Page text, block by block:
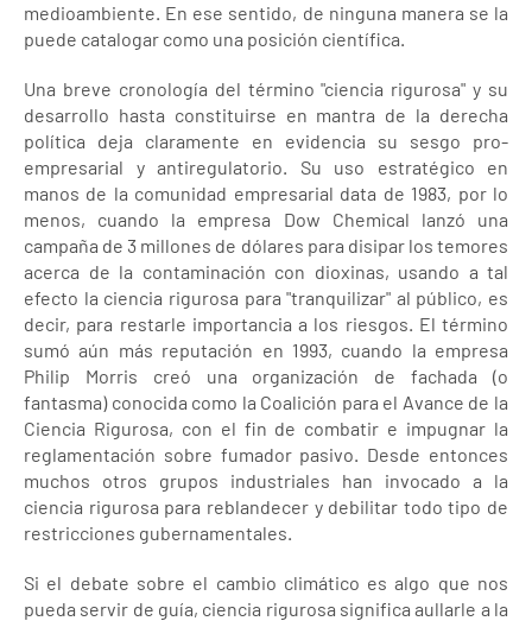
medioambiente. En ese sentido, de ninguna manera se la
puede catalogar como una posición científica.
Una breve cronología del término "ciencia rigurosa" y su
desarrollo hasta constituirse en mantra de la derecha
política deja claramente en evidencia su sesgo pro-
empresarial y antiregulatorio. Su uso estratégico en
manos de la comunidad empresarial data de 1983, por lo
menos, cuando la empresa Dow Chemical lanzó una
campaña de 3 millones de dólares para disipar los temores
acerca de la contaminación con dioxinas, usando a tal
efecto la ciencia rigurosa para "tranquilizar" al público, es
decir, para restarle importancia a los riesgos. El término
sumó aún más reputación en 1993, cuando la empresa
Philip Morris creó una organización de fachada (o
fantasma) conocida como la Coalición para el Avance de la
Ciencia Rigurosa, con el fin de combatir e impugnar la
reglamentación sobre fumador pasivo. Desde entonces
muchos otros grupos industriales han invocado a la
ciencia rigurosa para reblandecer y debilitar todo tipo de
restricciones gubernamentales.
Si el debate sobre el cambio climático es algo que nos
pueda servir de guía, ciencia rigurosa significa aullarle a la